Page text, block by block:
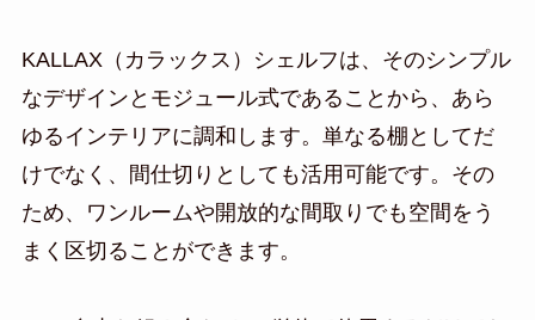
KALLAX（カラックス）シェルフは、そのシンプル
なデザインとモジュール式であることから、あら
ゆるインテリアに調和します。単なる棚としてだ
けでなく、間仕切りとしても活用可能です。その
ため、ワンルームや開放的な間取りでも空間をう
まく区切ることができます。